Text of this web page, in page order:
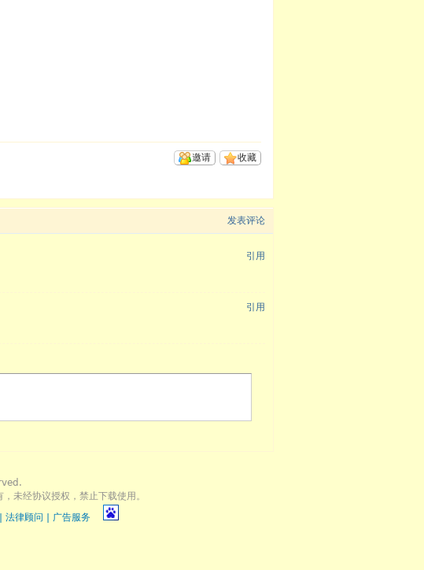
收藏
邀请
发表评论
引用
引用
未经协议授权，禁止下载使用。
法律顾问 广告服务